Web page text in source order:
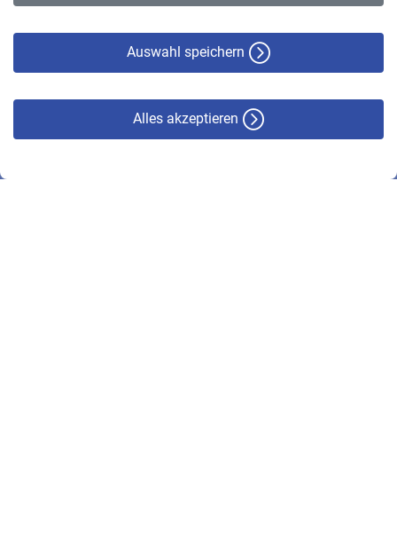
Auswahl speichern
Alles akzeptieren
© VBL 2026